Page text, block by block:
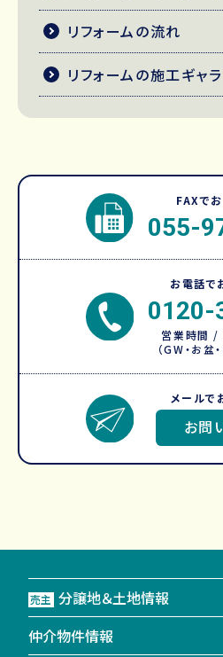
リフォームの流れ
リフォームの施工ギャ
FAXで
055-
お電話で
0120-
営業時間
（GW・お盆
メールで
お問
売主 分譲地＆土地情報
仲介物件情報